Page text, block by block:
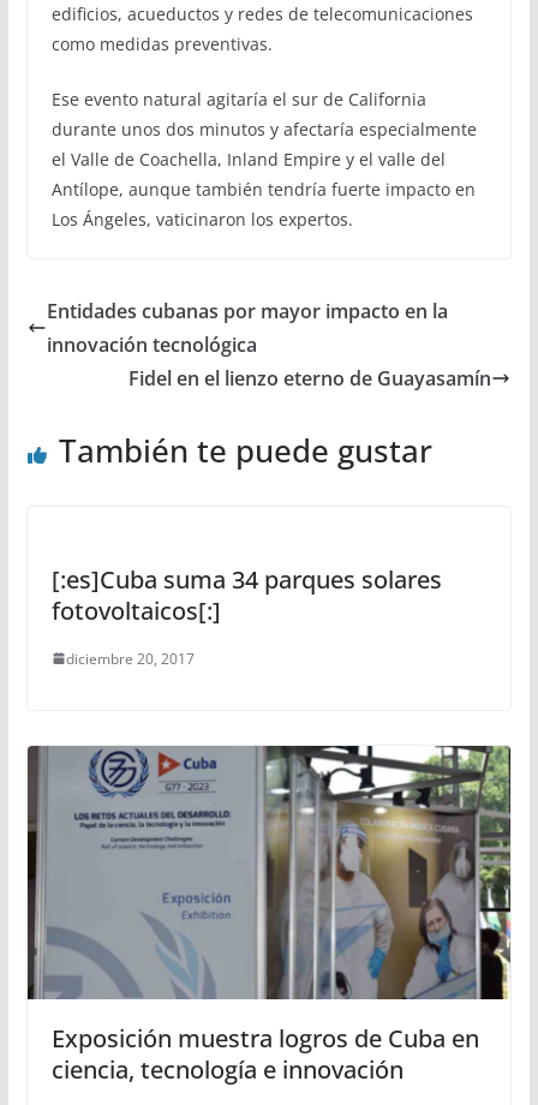
edificios, acueductos y redes de telecomunicaciones
como medidas preventivas.
Ese evento natural agitaría el sur de California
durante unos dos minutos y afectaría especialmente
el Valle de Coachella, Inland Empire y el valle del
Antílope, aunque también tendría fuerte impacto en
Los Ángeles, vaticinaron los expertos.
Entidades cubanas por mayor impacto en la
innovación tecnológica
Fidel en el lienzo eterno de Guayasamín
También te puede gustar
[:es]Cuba suma 34 parques solares
fotovoltaicos[:]
diciembre 20, 2017
Exposición muestra logros de Cuba en
ciencia, tecnología e innovación